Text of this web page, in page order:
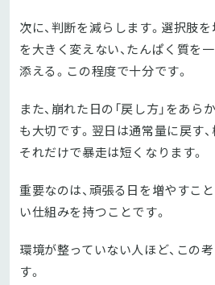
次に、判断を減らします。選択肢
を大きく変えない、たんぱく質を
添える。この程度で十分です。
また、崩れた日の「戻し方」をあ
も大切です。翌日は通常量に戻す
それだけで暴走は短くなります。
重要なのは、頑張る日を増やすこ
い仕組みを持つことです。
環境が整っていない人ほど、この
す。